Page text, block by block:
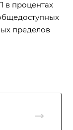
в процентах
пределов